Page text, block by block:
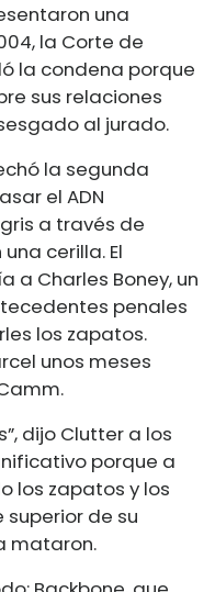
una
la Corte de
la condena porque
sus relaciones
al jurado.
la segunda
el ADN
a través de
cerilla. El
Charles Boney, un
penales
los zapatos.
unos meses
dijo Clutter a los
porque a
los zapatos y los
de su
mataron.